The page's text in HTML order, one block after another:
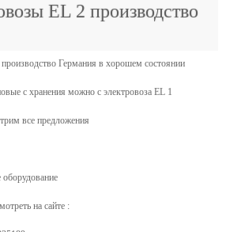
EL 2 производство
Германия в хорошем состоянии
с хранения можно с электровоза EL 1
все предложения
на сайте :